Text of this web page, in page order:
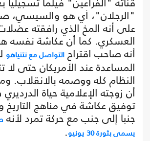
"الرجلان"، أي هو والسيسي،
على أنه المخ الذي رافقته
العسكري. كما أن عكاشة نفسه
أنه صاحب اقتراح التواصل مع نتنياهو
المساعدة عند الأمريكان حتى لا
النظام كله ووصمه بالانقلاب.
أن زوجته الإعلامية حياة
توفيق عكاشة في مناهج التاريخ
جنبا إلى جنب مع حركة تمرد لأنه
يسمى بثورة 30 يونيو
.